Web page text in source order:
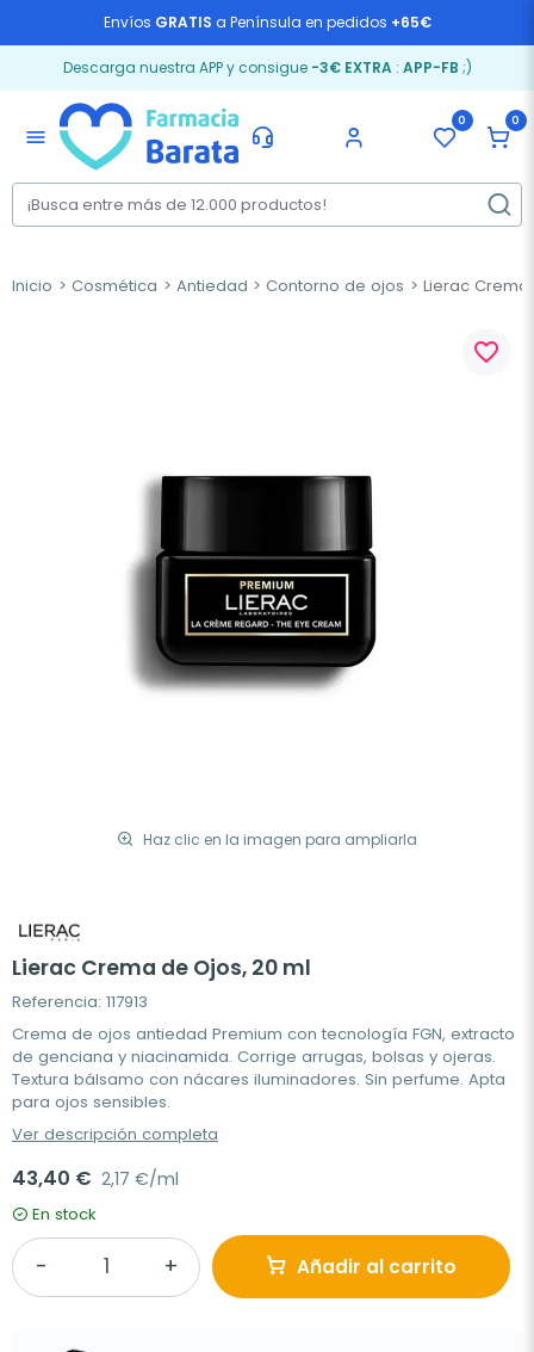
Envíos GRATIS a Península en pedidos +65€
Descarga nuestra APP y consigue -3€ EXTRA: APP-FB ;)
menu
0 0
Inicio Cosmética Antiedad Contorno de ojos Lierac
Haz clic en la imagen para ampliarla
favorite_border
Lierac Crema de Ojos, 20 ml
Referencia: 117913
Crema de ojos antiedad Premium con tecnología FGN, extracto
de genciana y niacinamida. Corrige arrugas, bolsas y ojeras.
Textura bálsamo con nácares iluminadores. Sin perfume. Apta
para ojos sensibles.
Ver descripción completa
43,40 € 2,17 €/ml
En stock
Añadir al carrito